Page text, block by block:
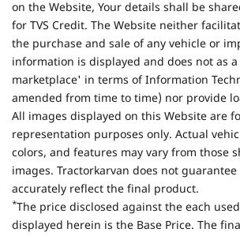
on the Website, Your details shall be
for TVS Credit. The Website neither
the purchase and sale of any vehicle or
information is displayed and does not as
marketplace' in terms of Information
amended from time to time) nor provide
All images displayed on this Website are
representation purposes only. Actual
colors, and features may vary from those
images. Tractorkarvan does not
accurately reflect the final product.
*The price disclosed against the each
displayed herein is the Base Price. The